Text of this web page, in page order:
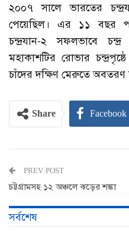
২০০৭ সালে ভারতের
পেয়েছিল। এর ১১ বছর
চন্দ্রযান-২ সফলভাবে
মহাকাশটির রোভার
চাঁদের দক্ষিণ মেরুতে
Share Facebook
PREV POST
চট্টগ্রামসহ ১২ অঞ্চলে ঝড়ের শঙ্কা
সর্বশেষ